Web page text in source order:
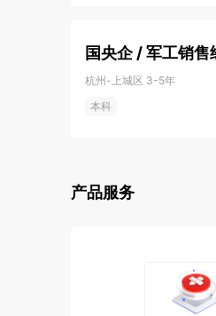
一。
  4）体系与资质：国家高新技术企业、浙江省重点专精特新企业，拥有 ISO 系列体系认证、CMMI 等认证。
× 治理 的下一代工
我们服务的不是长
大”的客户。在这些
国央企 / 军工销售
杭州-上城区 3-5年
本科
产品服务